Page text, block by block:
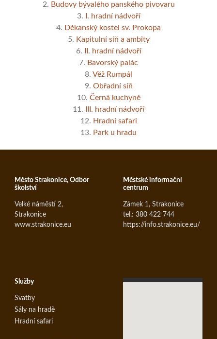
2. Budovy bývalého panského pivovaru
3.
I. hradní nádvoří
4. Děkanský kostel sv. Prokopa
5. Kapitulní síň a ambity
6.
II. hradní nádvoří
7. Bavorský palác
8. Věž Rumpál
9. Obřadní síň
10. Černá kuchyně
11.
III. hradní nádvoří
12. Hradní safari
13. Park u hradu
Město Strakonice, Odbor
školství
Velké náměstí 2,
Strakonice
www.strakonice.eu
Městské informační
centrum
Zámek 1, Strakonice
tel.: 380 422 744
https://info.strakonice.eu/
Služby
Svatby
Sály na hradě
Hradní safari